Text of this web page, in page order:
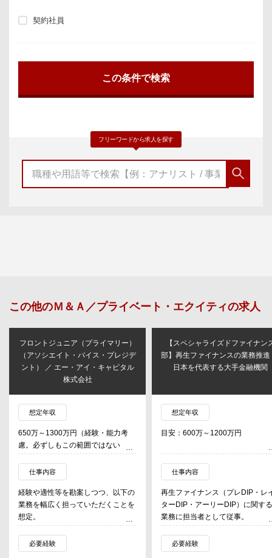
契約社員
フリーワードから求人を探す
この他のＭ＆Ａ／プライベート・エクイティの求人
フロントジュニア（プライマリー）
（アソシエイト・バイス・プレジデ
ント） ／ エー・アイ・キャピタル
株式会社
想定年収
650万～1300万円（経験・能力考
慮。必ずしもこの範囲ではない）
仕事内容
経験や適性等を勘案しつつ、以下の
業務を幅広く担っていただくことを
想定。
・ファンドマネージャー業務
案件ソーシング/GPリレーション
構築及び業界調査・分析（リーダー
必要経験
【スペシャライズドファイナン
部】再生ファイナンスの業務推進
日本を代表する大手金融機関
想定年収
目安：600万～1200万円
仕事内容
再生ファイナンス（プレDIP・レ
ターDIP・アーリーDIP）に関する
業務に担当者として従事。
・再生ファイナンスの取組による
業再生のサポートを実施。
・案件分析（再生企業の窮境要因
必要経験